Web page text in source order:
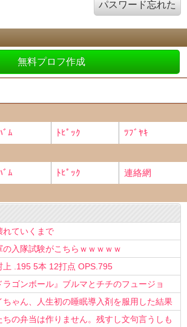
パスワード忘れた
無料プロフ作成
ﾞﾑ ﾄﾋﾟｯｸ
ﾂﾌﾞﾔｷ
ﾞﾑ ﾄﾋﾟｯｸ
連絡網
れていくまで
の入隊試験がこちらｗｗｗｗｗ
上 .195 5本 12打点 OPS.795
ラゴンボール』ブルマとチチのフュージョ
るwwwwwww
ちゃん、人生初の睡眠導入剤を服用した結果
の弁当は作りません。残すし文句言うしも